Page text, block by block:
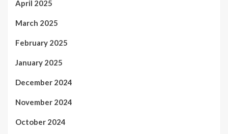
April 2025
March 2025
February 2025
January 2025
December 2024
November 2024
October 2024